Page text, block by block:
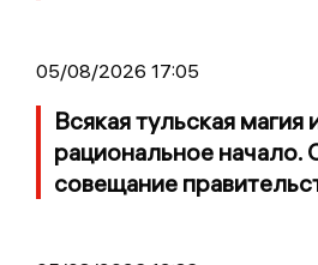
05/08/2026 17:05
Всякая тульская магия
рациональное начало.
совещание